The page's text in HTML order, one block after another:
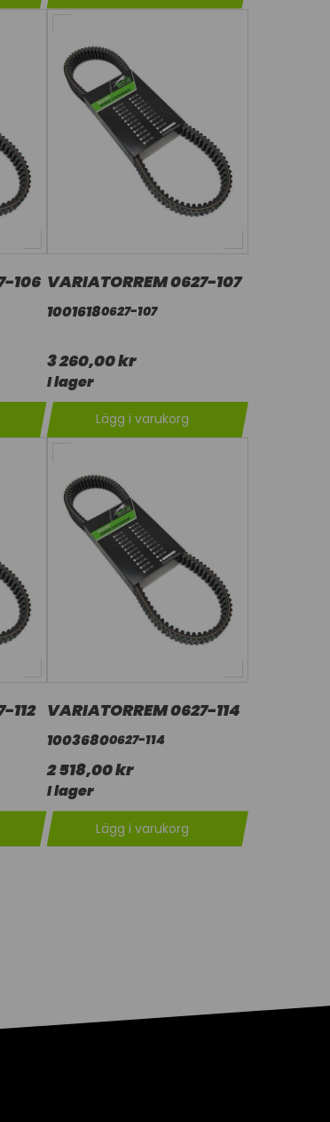
106 VARIATORREM 0627-107
10016180627-107
3 260,00 kr
I lager
Lägg i varukorg
112 VARIATORREM 0627-114
10036800627-114
2 518,00 kr
I lager
Lägg i varukorg